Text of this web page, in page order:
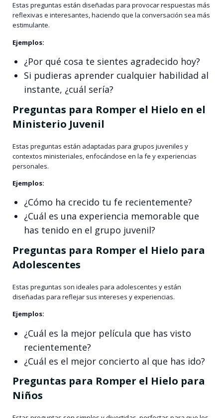
Estas preguntas están diseñadas para provocar respuestas más
reflexivas e interesantes, haciendo que la conversación sea más
estimulante.
Ejemplos:
¿Por qué cosa te sientes agradecido hoy?
Si pudieras aprender cualquier habilidad al
instante, ¿cuál sería?
Preguntas para Romper el Hielo en el
Ministerio Juvenil
Estas preguntas están adaptadas para grupos juveniles y
contextos ministeriales, enfocándose en la fe y experiencias
personales.
Ejemplos:
¿Cómo ha crecido tu fe recientemente?
¿Cuál es una experiencia memorable que
has tenido en el grupo juvenil?
Preguntas para Romper el Hielo para
Adolescentes
Estas preguntas son ideales para adolescentes y están
diseñadas para reflejar sus intereses y experiencias.
Ejemplos:
¿Cuál es la mejor película que has visto
recientemente?
¿Cuál es el mejor concierto al que has ido?
Preguntas para Romper el Hielo para
Niños